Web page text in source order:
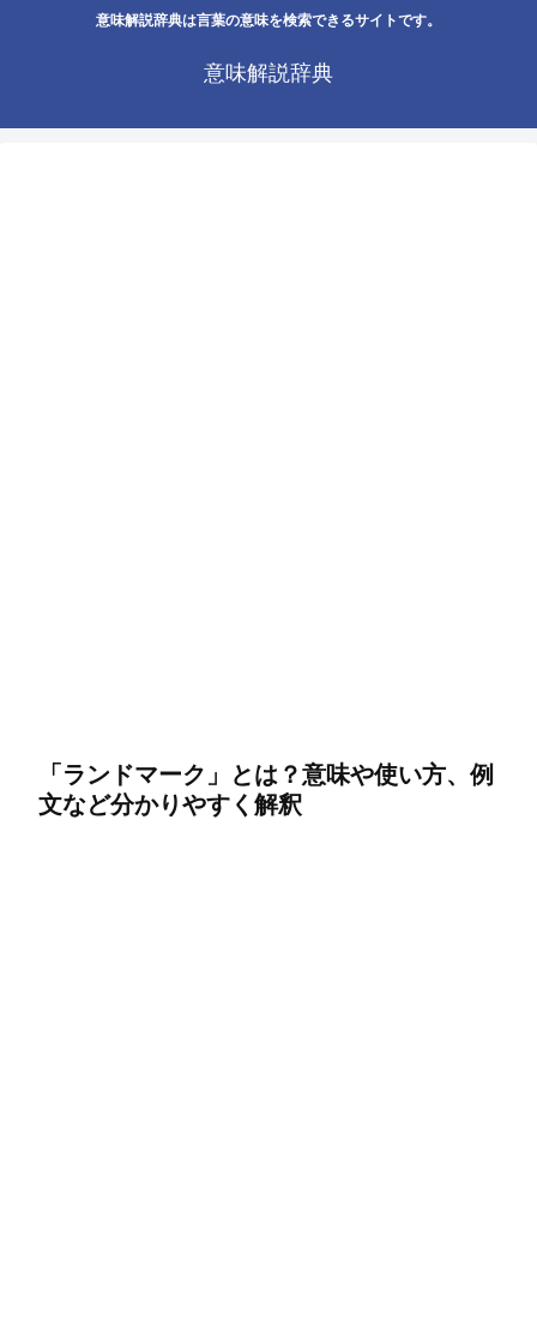
意味解説辞典は言葉の意味を検索できるサイトです。
意味解説辞典
「ランドマーク」とは？意味や使い方、例
文など分かりやすく解釈